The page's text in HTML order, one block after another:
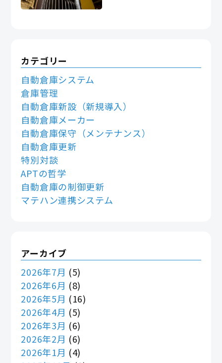
カテゴリー
自動倉庫システム
倉庫管理
自動倉庫新設（新規導入）
自動倉庫メーカー
自動倉庫保守（メンテナンス）
自動倉庫更新
特別対談
APTの哲学
自動倉庫の制御更新
マテハン連携システム
アーカイブ
2026年7月 (5)
2026年6月 (8)
2026年5月 (16)
2026年4月 (5)
2026年3月 (6)
2026年2月 (6)
2026年1月 (4)